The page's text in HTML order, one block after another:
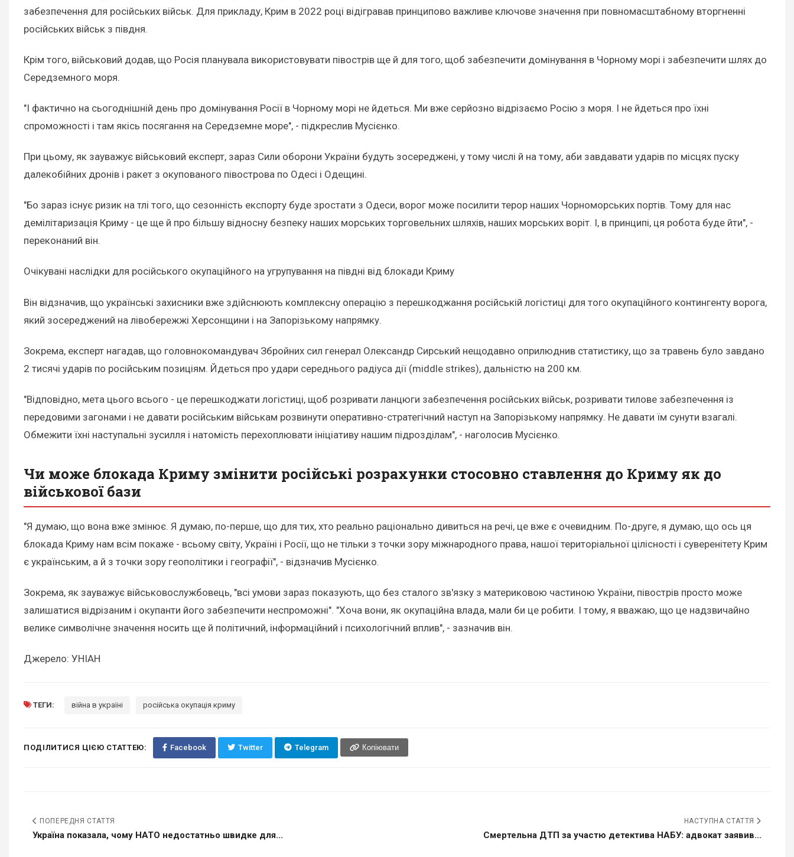
забезпечення для російських військ. Для прикладу, Крим в 2022 році відігравав принципово важливе ключове значення при повномасштабному вторгненні
російських військ з півдня.
Крім того, військовий додав, що Росія планувала використовувати півострів ще й для того, щоб забезпечити домінування в Чорному морі і забезпечити шлях до
Середземного моря.
"І фактично на сьогоднішній день про домінування Росії в Чорному морі не йдеться. Ми вже серйозно відрізаємо Росію з моря. І не йдеться про їхні
спроможності і там якісь посягання на Середземне море", - підкреслив Мусієнко.
При цьому, як зауважує військовий експерт, зараз Сили оборони України будуть зосереджені, у тому числі й на тому, аби завдавати ударів по місцях пуску
далекобійних дронів і ракет з окупованого півострова по Одесі і Одещині.
"Бо зараз існує ризик на тлі того, що сезонність експорту буде зростати з Одеси, ворог може посилити терор наших Чорноморських портів. Тому для нас
демілітаризація Криму - це ще й про більшу відносну безпеку наших морських торговельних шляхів, наших морських воріт. І, в принципі, ця робота буде йти", -
переконаний він.
Очікувані наслідки для російського окупаційного на угрупування на півдні від блокади Криму
Він відзначив, що українські захисники вже здійснюють комплексну операцію з перешкоджання російській логістиці для того окупаційного контингенту ворога,
який зосереджений на лівобережжі Херсонщини і на Запорізькому напрямку.
Зокрема, експерт нагадав, що головнокомандувач Збройних сил генерал Олександр Сирський нещодавно оприлюднив статистику, що за травень було завдано
2 тисячі ударів по російським позиціям. Йдеться про удари середнього радіуса дії (middle strikes), дальністю на 200 км.
"Відповідно, мета цього всього - це перешкоджати логістиці, щоб розривати ланцюги забезпечення російських військ, розривати тилове забезпечення із
передовими загонами і не давати російським військам розвинути оперативно-стратегічний наступ на Запорізькому напрямку. Не давати їм сунути взагалі.
Обмежити їхні наступальні зусилля і натомість перехоплювати ініціативу нашим підрозділам", - наголосив Мусієнко.
Чи може блокада Криму змінити російські розрахунки стосовно ставлення до Криму як до
військової бази
"Я думаю, що вона вже змінює. Я думаю, по-перше, що для тих, хто реально раціонально дивиться на речі, це вже є очевидним. По-друге, я думаю, що ось ця
блокада Криму нам всім покаже - всьому світу, Україні і Росії, що не тільки з точки зору міжнародного права, нашої територіальної цілісності і суверенітету Крим
є українським, а й з точки зору геополітики і географії", - відзначив Мусієнко.
Зокрема, як зауважує військовослужбовець, "всі умови зараз показують, що без сталого зв'язку з материковою частиною України, півострів просто може
залишатися відрізаним і окупанти його забезпечити неспроможні". "Хоча вони, як окупаційна влада, мали би це робити. І тому, я вважаю, що це надзвичайно
велике символічне значення носить ще й політичний, інформаційний і психологічний вплив", - зазначив він.
Джерело: УНІАН
ТЕГИ: війна в україні російська окупація криму
ПОДІЛИТИСЯ ЦІЄЮ СТАТТЕЮ: Facebook Twitter Telegram Копіювати
ПОПЕРЕДНЯ СТАТТЯ
Україна показала, чому НАТО недостатньо швидке для...
НАСТУПНА СТАТТЯ
Смертельна ДТП за участю детектива НАБУ: адвокат заявив...